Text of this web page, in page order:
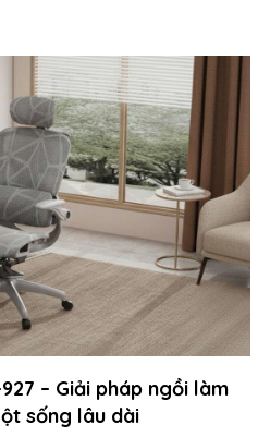
– Giải pháp ngồi làm
sống lâu dài